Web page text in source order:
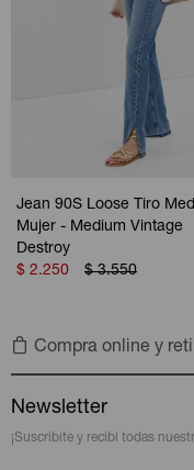
Jean 90S Loose Tiro
Mujer - Medium Vintage
Destroy
$ 2.250 $ 3.550
Compra online y
Newsletter
¡Suscribite y recibí todas